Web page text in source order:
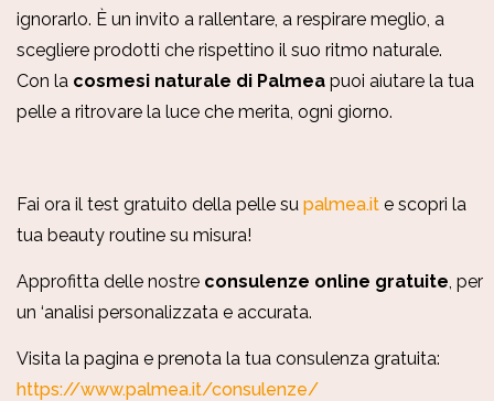
ignorarlo. È un invito a rallentare, a respirare meglio, a
scegliere prodotti che rispettino il suo ritmo naturale.
Con la cosmesi naturale di Palmea puoi aiutare la tua
pelle a ritrovare la luce che merita, ogni giorno.
Fai ora il test gratuito della pelle su palmea.it e scopri la
tua beauty routine su misura!
Approfitta delle nostre consulenze online gratuite, per
un ‘analisi personalizzata e accurata.
Visita la pagina e prenota la tua consulenza gratuita:
https://www.palmea.it/consulenze/